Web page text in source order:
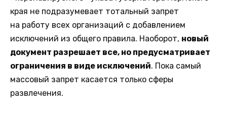
края не подразумевает тотальный запрет
на работу всех организаций с добавлением
исключений из общего правила. Наоборот, новый
документ разрешает все, но предусматривает
ограничения в виде исключений. Пока самый
массовый запрет касается только сферы
развлечения.